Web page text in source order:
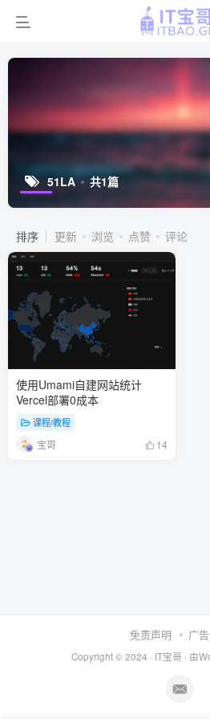
51LA 共1篇
排序 更新 浏览 点赞 评论
使用Umami自建网站统计
Vercel部署0成本
课程/教程
宝哥 14
免责声明 广
Copyright © 2024 · IT宝哥 · 由